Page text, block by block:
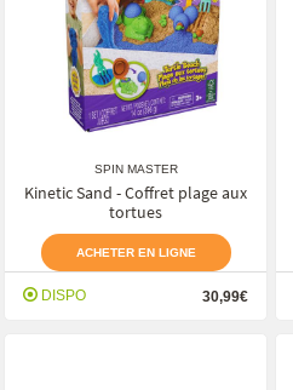
SPIN MASTER
Kinetic Sand - Coffret plage aux
tortues
ACHETER EN LIGNE
DISPO 30,99€